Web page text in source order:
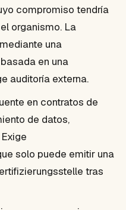
compromiso tendría
organismo. La
una
basada en una
auditoría externa.
en contratos de
de datos,
solo puede emitir una
tras